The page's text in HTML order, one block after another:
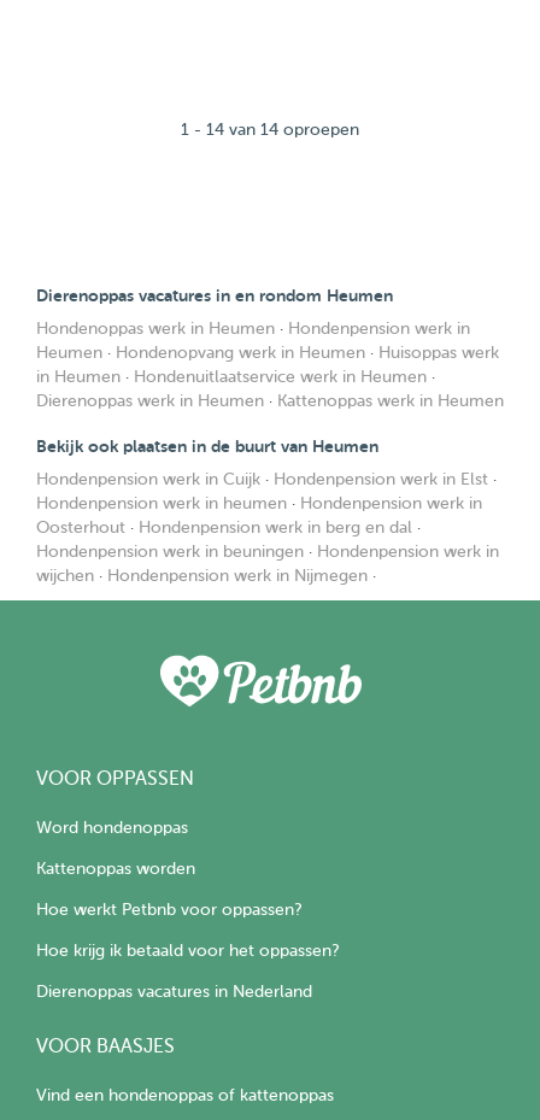
1 - 14 van 14 oproepen
Dierenoppas vacatures in en rondom Heumen
Hondenoppas werk in Heumen · Hondenpension werk in
Heumen · Hondenopvang werk in Heumen · Huisoppas werk
in Heumen · Hondenuitlaatservice werk in Heumen ·
Dierenoppas werk in Heumen · Kattenoppas werk in Heumen
Bekijk ook plaatsen in de buurt van Heumen
Hondenpension werk in Cuijk · Hondenpension werk in Elst ·
Hondenpension werk in heumen · Hondenpension werk in
Oosterhout · Hondenpension werk in berg en dal ·
Hondenpension werk in beuningen · Hondenpension werk in
wijchen · Hondenpension werk in Nijmegen ·
VOOR OPPASSEN
Word hondenoppas
Kattenoppas worden
Hoe werkt Petbnb voor oppassen?
Hoe krijg ik betaald voor het oppassen?
Dierenoppas vacatures in Nederland
VOOR BAASJES
Vind een hondenoppas of kattenoppas